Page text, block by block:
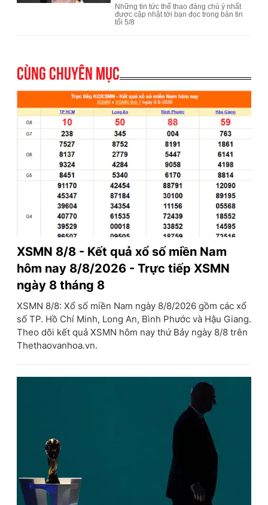
Cùng chuyên mục
XSMN 8/8 - Kết quả xổ số miền Nam
hôm nay 8/8/2026 - Trực tiếp XSMN
ngày 8 tháng 8
XSMN 8/8: Xổ số miền Nam ngày 8/8/2026 gồm các xổ
số TP. Hồ Chí Minh, Long An, Bình Phước và Hậu Giang.
Theo dõi kết quả XSMN hôm nay thứ Bảy ngày 8/8 trên
Thethaovanhoa.vn.